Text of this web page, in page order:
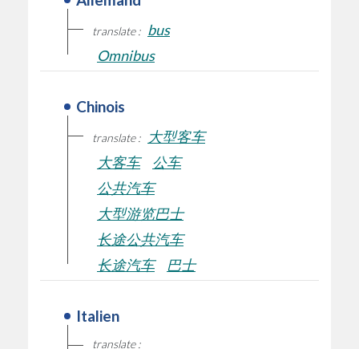
translate : bus
Omnibus
Chinois
translate :
大型客车
大客车
公车
公共汽车
大型游览巴士
长途公共汽车
长途汽车
巴士
Italien
translate :